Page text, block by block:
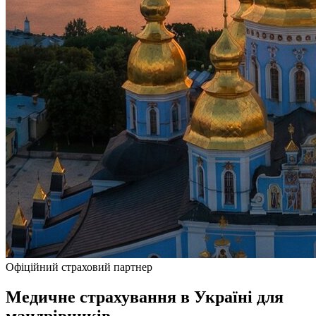
Офіційний страховий партнер
Медичне страхування в Україні для